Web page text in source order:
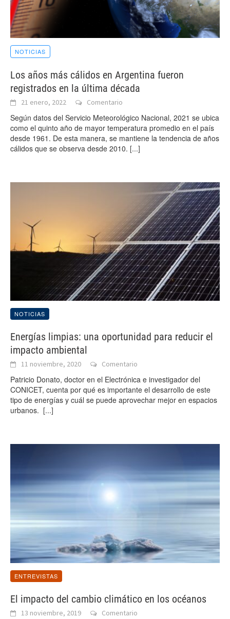
NOTICIAS
Los años más cálidos en Argentina fueron
registrados en la última década
21 enero, 2022 Comentario
Según datos del Servicio Meteorológico Nacional, 2021 se ubica
como el quinto año de mayor temperatura promedio en el país
desde 1961. De esta manera, se mantiene la tendencia de años
cálidos que se observa desde 2010. [...]
NOTICIAS
Energías limpias: una oportunidad para reducir el
impacto ambiental
11 noviembre, 2020 Comentario
Patricio Donato, doctor en el Electrónica e investigador del
CONICET, cuenta por qué es importante el desarrollo de este
tipo de energías y cuál se puede aprovechar mejor en espacios
urbanos. [...]
ENTREVISTAS
El impacto del cambio climático en los océanos
13 noviembre, 2019 Comentario